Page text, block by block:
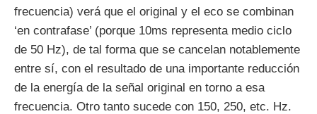
frecuencia) verá que el original y el eco se combinan
‘en contrafase’ (porque 10ms representa medio ciclo
de 50 Hz), de tal forma que se cancelan notablemente
entre sí, con el resultado de una importante reducción
de la energía de la señal original en torno a esa
frecuencia. Otro tanto sucede con 150, 250, etc. Hz.